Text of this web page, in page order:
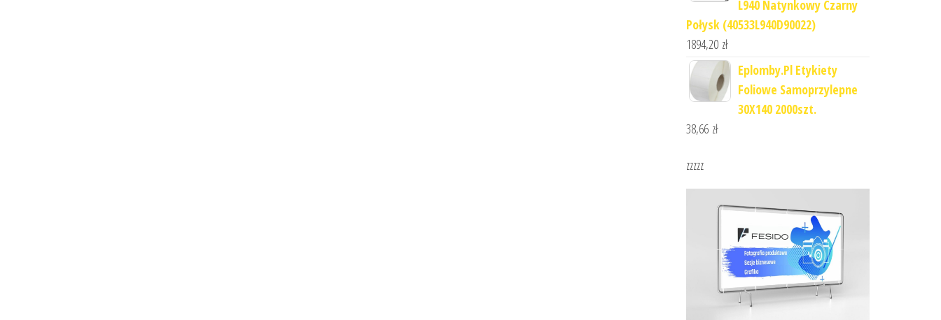
L940 Natynkowy Czarny
Połysk (40533L940D90022)
1894,20 zł
Eplomby.Pl Etykiety
Foliowe Samoprzylepne
30X140 2000szt.
38,66 zł
zzzzz